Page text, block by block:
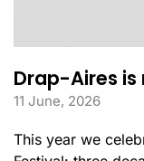
Drap-Aires is
11 June, 2026
This year we